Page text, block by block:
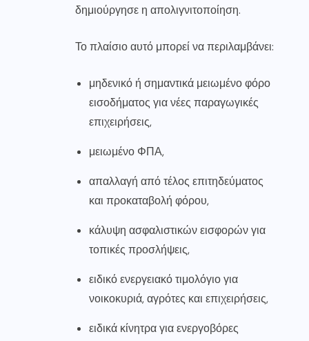
δημιούργησε η απολιγνιτοποίηση.
Το πλαίσιο αυτό μπορεί να περιλαμβάνει:
μηδενικό ή σημαντικά μειωμένο φόρο
εισοδήματος για νέες παραγωγικές
επιχειρήσεις,
μειωμένο ΦΠΑ,
απαλλαγή από τέλος επιτηδεύματος
και προκαταβολή φόρου,
κάλυψη ασφαλιστικών εισφορών για
τοπικές προσλήψεις,
ειδικό ενεργειακό τιμολόγιο για
νοικοκυριά, αγρότες και επιχειρήσεις,
ειδικά κίνητρα για ενεργοβόρες